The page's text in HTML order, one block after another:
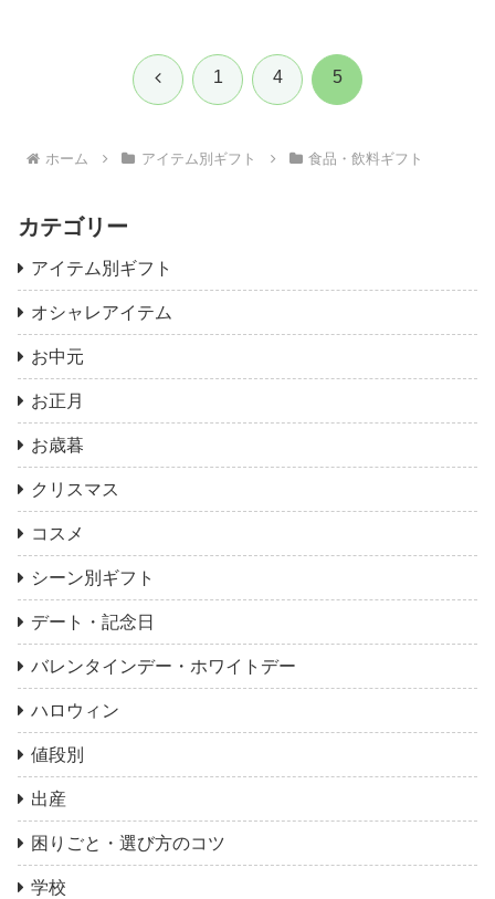
前 1 4 5
ホーム アイテム別ギフト 食品・飲料ギフト
カテゴリー
アイテム別ギフト
オシャレアイテム
お中元
お正月
お歳暮
クリスマス
コスメ
シーン別ギフト
デート・記念日
バレンタインデー・ホワイトデー
ハロウィン
値段別
出産
困りごと・選び方のコツ
学校